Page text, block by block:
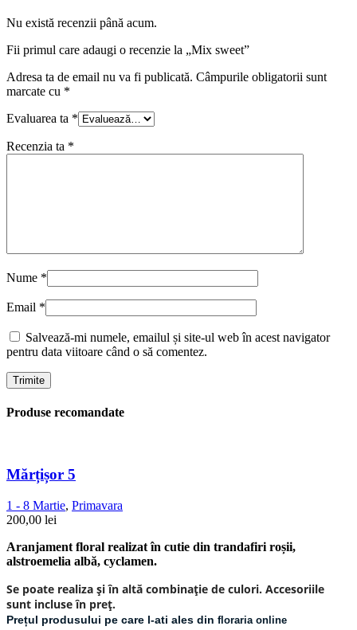
Nu există recenzii până acum.
Fii primul care adaugi o recenzie la „Mix sweet”
Adresa ta de email nu va fi publicată. Câmpurile obligatorii sunt
marcate cu *
Evaluarea ta *
Recenzia ta *
Nume *
Email *
Salvează-mi numele, emailul și site-ul web în acest navigator
pentru data viitoare când o să comentez.
Produse recomandate
Mărțișor 5
1 - 8 Martie, Primavara
200,00 lei
Aranjament floral realizat în cutie din trandafiri roșii,
alstroemelia albă, cyclamen.
Se poate realiza și în altă combinație de culori. Accesoriile
sunt incluse în preț.
Prețul produsului pe care l-ati ales din floraria online